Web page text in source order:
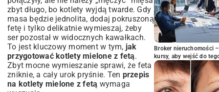
zbyt długo, bo kotlety wyjdą twarde. Gdy
masa będzie jednolita, dodaj pokruszoną
fetę i tylko delikatnie wymieszaj, żeby
ser pozostał w widocznych kawałkach.
To jest kluczowy moment w tym, jak
przygotować kotlety mielone z fetą.
Zbyt mocne wymieszanie sprawi, że feta
zniknie, a cały urok pryśnie. Ten przepis
na kotlety mielone z fetą wymaga
Broker nieruchomości
kursy, aby wejść do